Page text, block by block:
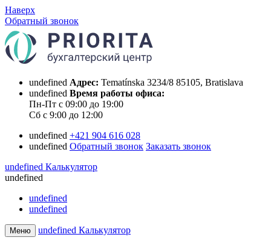
Наверх
Обратный звонок
undefined Адрес: Tematínska 3234/8 85105, Bratislava
undefined Время работы офиса:
Пн-Пт с 09:00 до 19:00
Сб с 9:00 до 12:00
undefined +421 904 616 028
undefined Обратный звонок Заказать звонок
undefined Калькулятор
undefined
undefined
undefined
Меню undefined Калькулятор